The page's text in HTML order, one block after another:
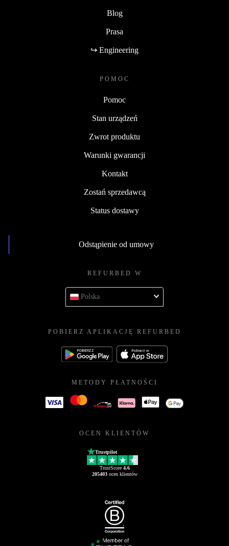
Blog
Prasa
↪ Engineering
POMOC
Pomoc
Stan urządzeń
Zwrot produktu
Warunki gwarancji
Kontakt
Zostań sprzedawcą
Status dostawy
Odstąpienie od umowy
REFURBED W
Polska
POBIERZ APLIKACJĘ REFURBED
METODY PŁATNOŚCI
OCEN KLIENTÓW
Trustpilot
TrustScore 4.6
205403ocen klientów